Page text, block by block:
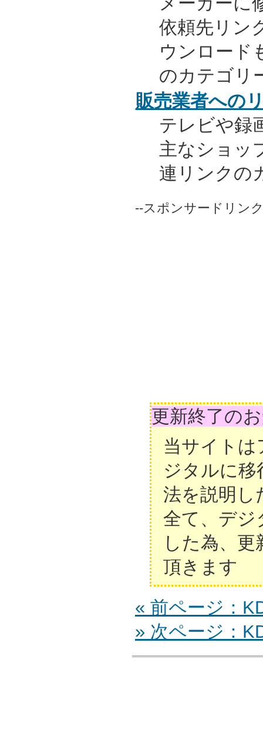
依頼先リン
ウンロード
のカテゴリ
販売業者への
テレビや録
主なショッ
連リンクの
--スポンサードリン
更新終了の
当サイト
ジタルに移
法を説明し
全て、デジ
した為、
頂きます
« 前ページ：
» 次ページ：